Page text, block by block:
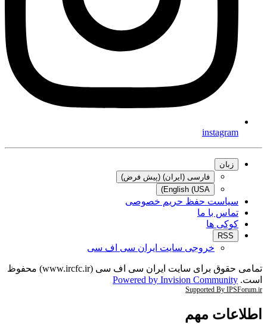
instagram
زبان
فارسی (ایران) (پیش فرض)
English (USA)
سیاست حفظ حریم خصوصی
تماس با ما
کوکی ها
RSS
خروجی سایت ایران سی اف سی
تمامی حقوق برای سایت ایران سی اف سی (www.ircfc.ir) محفوظ
است. Powered by Invision Community
Supported By IPSForum.ir
اطلاعات مهم